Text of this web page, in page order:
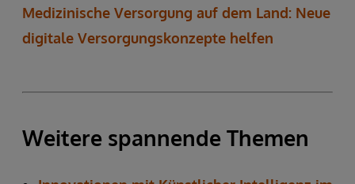
Medizinische Versorgung auf dem Land: Neue
digitale Versorgungskonzepte helfen
Weitere spannende Themen